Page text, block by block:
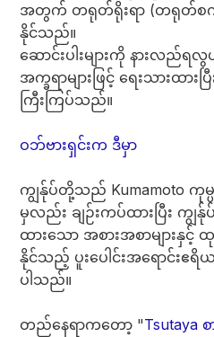
အတွက် တရုတ်ရိုးရာ (တရုတ်စကာ
နိုင်သည်။
ဆောင်းပါးများကို နားလည်
အက္ခရာများဖြင့် ရေးသားထာ
ကြီးကြပ်သည်။
ဝဘ်ဗားရှင်းက ဒီမှာ
ကျွန်ုပ်တို့သည် Kumamoto ကုမ္ပ
မှလည်း ချဉ်းကပ်ထားပြီး ကျွန်ု
ထားသော အစားအစာများနှ
နိုင်သည့် ပူးပေါင်းအရောင်း
ပါသည်။
တည်နေရာကတော့ "Tsutaya